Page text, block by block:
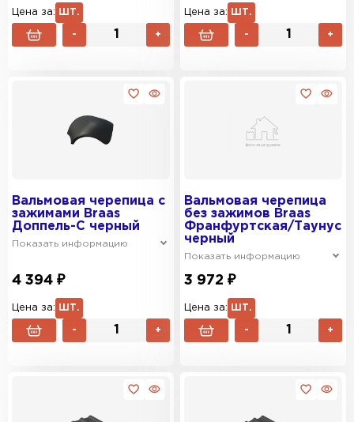
Цена за: ШТ.
- +
Цена за: ШТ.
- +
Вальмовая черепица с
зажимами Braas
Доппель-С черный
Показать информацию
4 394 ₽
Цена за: ШТ.
- +
Вальмовая черепица
без зажимов Braas
Франфуртская/Таунус
черный
Показать информацию
3 972 ₽
Цена за: ШТ.
- +